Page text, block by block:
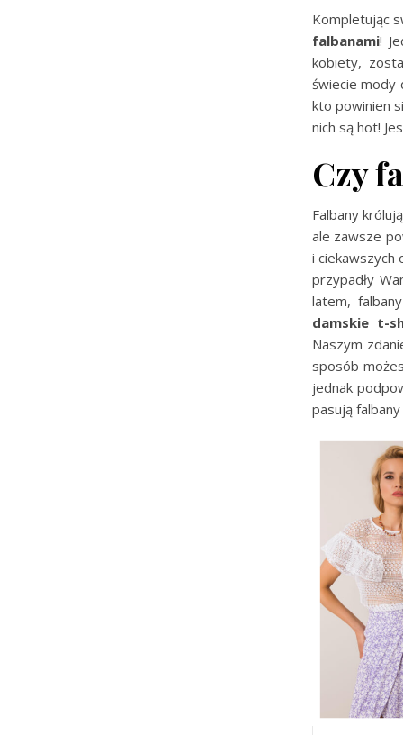
Kompletując
falbanami!
kobiety,
świecie mody
kto powinien
nich są hot!
Czy
Falbany
ale zawsze
i ciekawszych
przypadły
latem,
damskie t-
Naszym
sposób
jednak
pasują